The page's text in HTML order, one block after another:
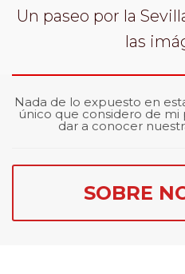
Un paseo por la
las
Nada de lo expuesto en
único que considero de mi
dar a conocer
SOBRE